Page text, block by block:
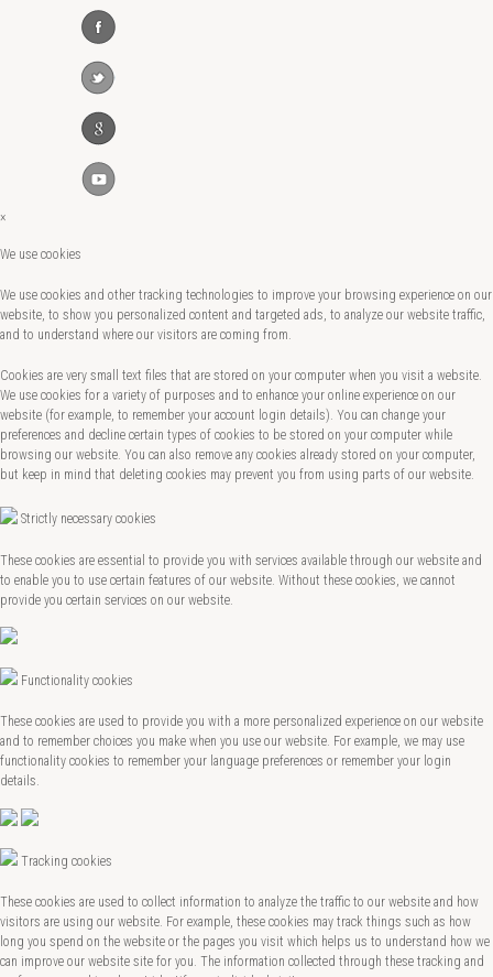
×
We use cookies
We use cookies and other tracking technologies to improve your browsing experience on our
website, to show you personalized content and targeted ads, to analyze our website traffic,
and to understand where our visitors are coming from.
Cookies are very small text files that are stored on your computer when you visit a website.
We use cookies for a variety of purposes and to enhance your online experience on our
website (for example, to remember your account login details). You can change your
preferences and decline certain types of cookies to be stored on your computer while
browsing our website. You can also remove any cookies already stored on your computer,
but keep in mind that deleting cookies may prevent you from using parts of our website.
Strictly necessary cookies
These cookies are essential to provide you with services available through our website and
to enable you to use certain features of our website. Without these cookies, we cannot
provide you certain services on our website.
Functionality cookies
These cookies are used to provide you with a more personalized experience on our website
and to remember choices you make when you use our website. For example, we may use
functionality cookies to remember your language preferences or remember your login
details.
Tracking cookies
These cookies are used to collect information to analyze the traffic to our website and how
visitors are using our website. For example, these cookies may track things such as how
long you spend on the website or the pages you visit which helps us to understand how we
can improve our website site for you. The information collected through these tracking and